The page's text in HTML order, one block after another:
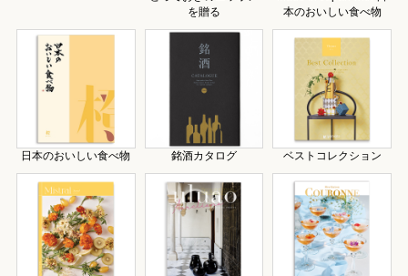
を贈る
本のおいしい食べ物
日本のおいしい食べ物 銘酒カタログ ベストコレクション